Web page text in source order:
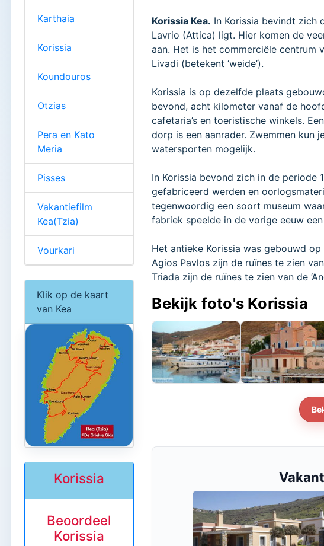
Korissia Kea. In Korissia bevindt zich
Lavrio (Attica) ligt. Hier komen de
aan. Het is het commerciële centrum
Livadi (betekent ‘weide’).
Korissia is op dezelfde plaats
bevond, acht kilometer vanaf de
cafetaria’s en toeristische winkels.
dorp is een aanrader. Zwemmen kun
watersporten mogelijk.
In Korissia bevond zich in de periode
gefabriceerd werden en
tegenwoordig een soort museum
fabriek speelde in de vorige eeuw
Het antieke Korissia was gebouwd
Agios Pavlos zijn de ruïnes te zien
Triada zijn de ruïnes te zien van de
Bekijk foto's Korissia
Karthaia
Korissia
Koundouros
Otzias
Pera en Kato
Meria
Pisses
Vakantiefilm
Kea(Tzia)
Vourkari
Klik op de kaart
van Kea
Korissia
Beoordeel
Korissia